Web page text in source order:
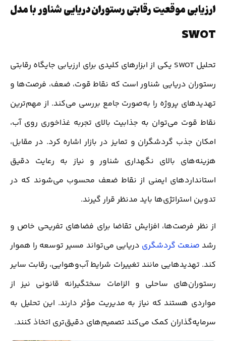
ارزیابی موقعیت رقابتی رستوران دریایی شناور با مدل
SWOT
تحلیل SWOT یکی از ابزارهای کلیدی برای ارزیابی جایگاه رقابتی
رستوران دریایی شناور است که نقاط قوت، ضعف، فرصت‌ها و
تهدیدهای پروژه را به‌صورت جامع بررسی می‌کند. از مهم‌ترین
نقاط قوت می‌توان به جذابیت بالای تجربه غذاخوری روی آب،
امکان جذب گردشگران و تمایز در بازار اشاره کرد. در مقابل،
هزینه‌های بالای نگهداری شناور و نیاز به رعایت دقیق
استانداردهای ایمنی از نقاط ضعف محسوب می‌شوند که در
تدوین استراتژی‌ها باید مدنظر قرار گیرند.
از نظر فرصت‌ها، افزایش تقاضا برای فضاهای تفریحی خاص و
رشد صنعت گردشگری دریایی می‌تواند مسیر توسعه را هموار
کند. تهدیدهایی مانند تغییرات شرایط آب‌وهوایی، رقابت سایر
رستوران‌های ساحلی و الزامات سختگیرانه قانونی نیز از
مواردی هستند که نیاز به مدیریت مؤثر دارند. این تحلیل به
سرمایه‌گذاران کمک می‌کند تصمیم‌های دقیق‌تری اتخاذ کنند.